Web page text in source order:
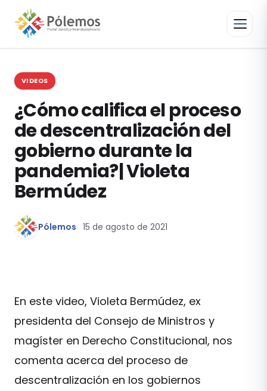
VIDEOS
¿Cómo califica el proceso
de descentralización del
gobierno durante la
pandemia?| Violeta
Bermúdez
Pólemos 15 de agosto de 2021
En este video, Violeta Bermúdez, ex
presidenta del Consejo de Ministros y
magíster en Derecho Constitucional, nos
comenta acerca del proceso de
descentralización en los gobiernos